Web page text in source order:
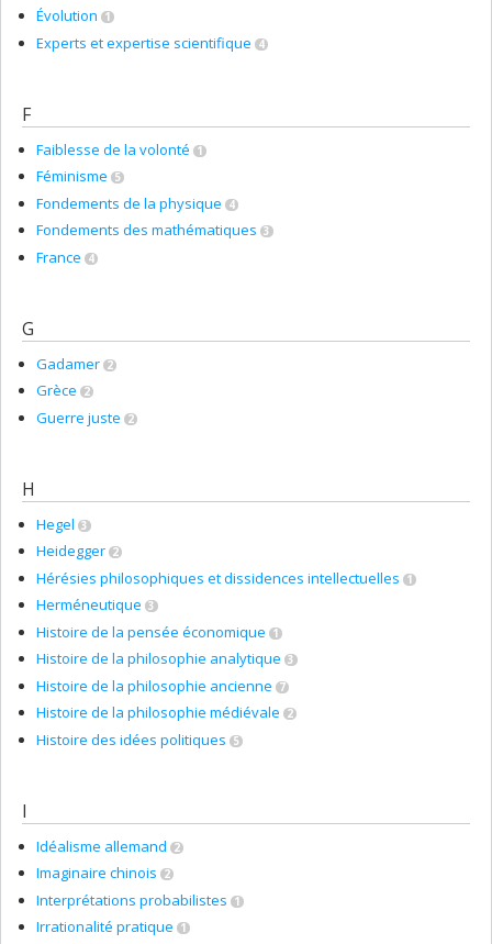
Évolution 1
Experts et expertise scientifique 4
F
Faiblesse de la volonté 1
Féminisme 5
Fondements de la physique 4
Fondements des mathématiques 3
France 4
G
Gadamer 2
Grèce 2
Guerre juste 2
H
Hegel 3
Heidegger 2
Hérésies philosophiques et dissidences intellectuelles 1
Herméneutique 3
Histoire de la pensée économique 1
Histoire de la philosophie analytique 3
Histoire de la philosophie ancienne 7
Histoire de la philosophie médiévale 2
Histoire des idées politiques 5
I
Idéalisme allemand 2
Imaginaire chinois 2
Interprétations probabilistes 1
Irrationalité pratique 1